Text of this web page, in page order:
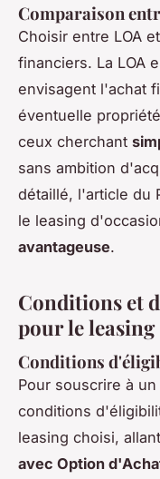
Comparaison
Choisir entre LOA
financiers. La LOA
envisagent l'achat
éventuelle
ceux cherchant
sans ambition
détaillé, l'article du
le leasing
avantageuse.
Conditions et
pour le leasing
Conditions
Pour souscrire à un
conditions
leasing choisi,
avec Option